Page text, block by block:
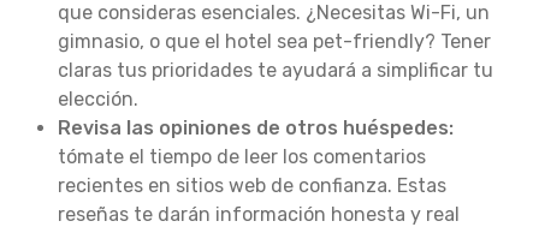
que consideras esenciales. ¿Necesitas Wi-Fi, un
gimnasio, o que el hotel sea pet-friendly? Tener
claras tus prioridades te ayudará a simplificar tu
elección.
Revisa las opiniones de otros huéspedes:
tómate el tiempo de leer los comentarios
recientes en sitios web de confianza. Estas
reseñas te darán información honesta y real